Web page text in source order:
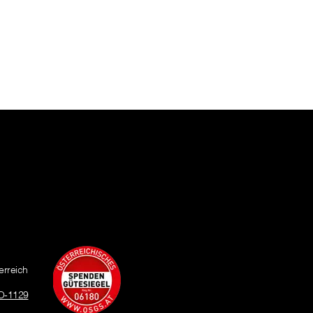
1129